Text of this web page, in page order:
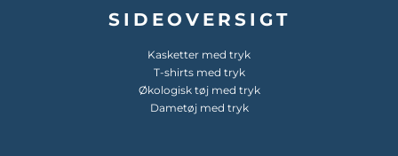
SIDEOVERSIGT
Kasketter med tryk
T-shirts med tryk
Økologisk tøj med tryk
Dametøj med tryk